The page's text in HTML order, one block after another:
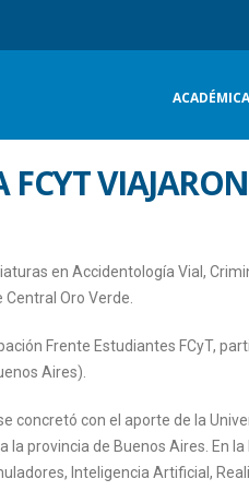
ACADÉMICA
FCYT
en Accidentología Vial,
Oro Verde.
Frente Estudiantes FCyT,
Aires).
concretó con el aporte de la
provincia de Buenos Aires. En
Inteligencia Artificial,